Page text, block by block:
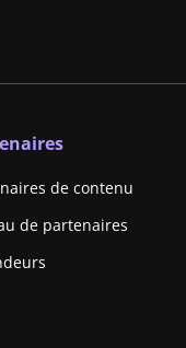
de contenu
de partenaires